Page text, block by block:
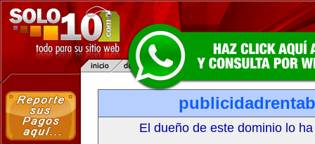
El dueño de este dominio lo